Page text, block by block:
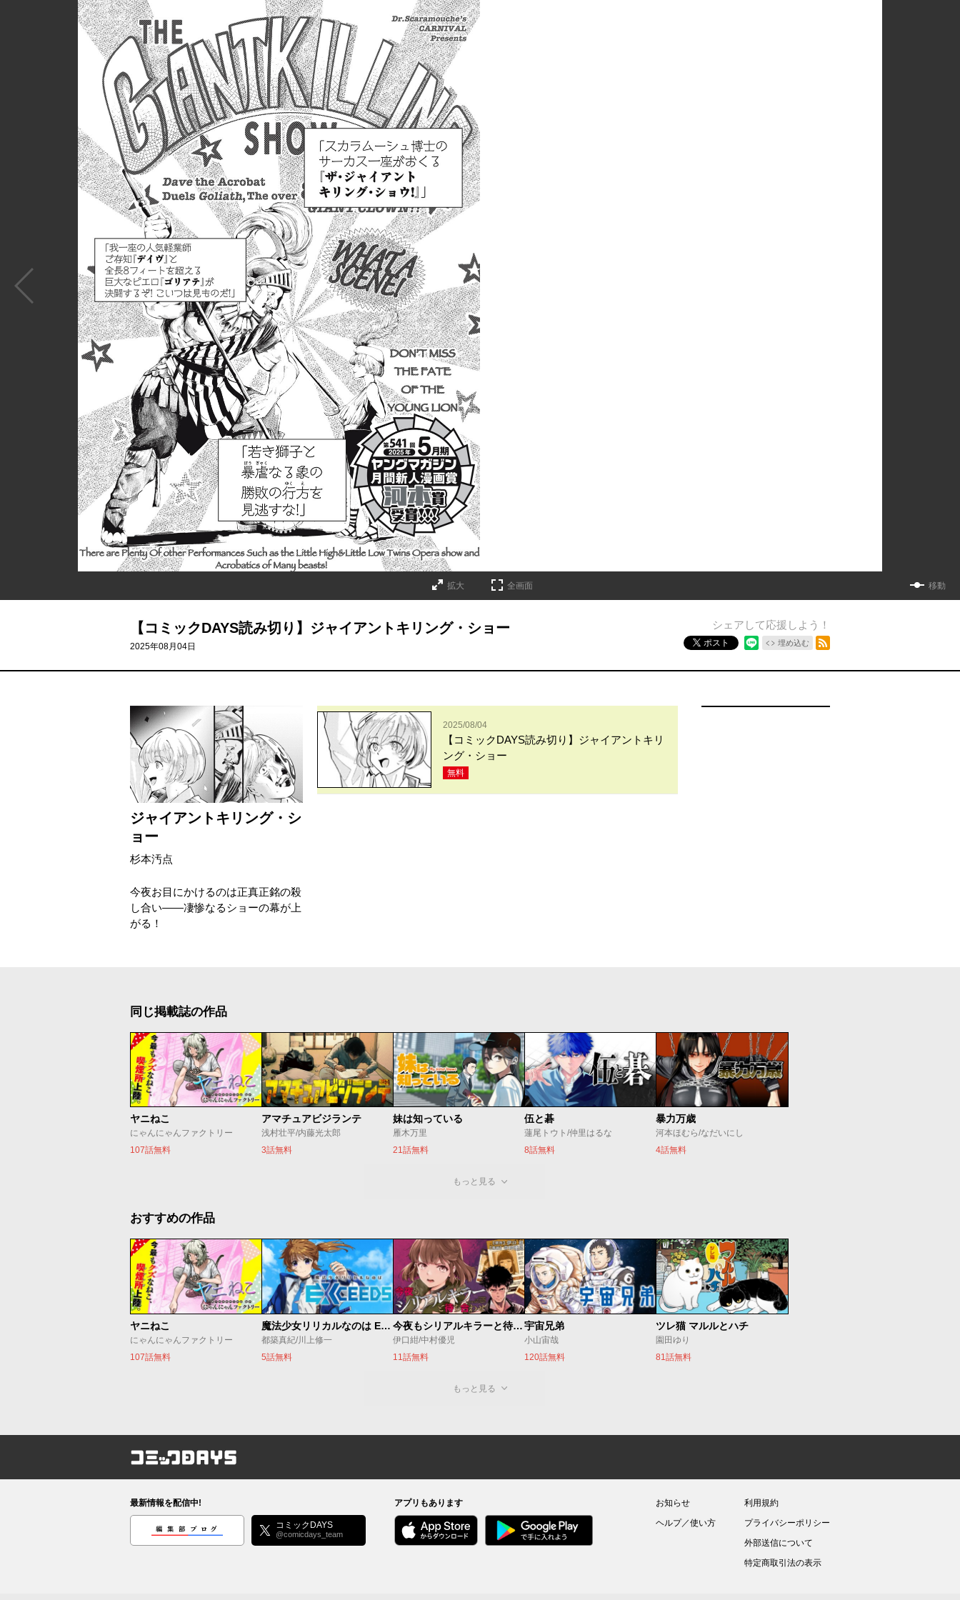
拡大 全画面 移動
【コミックDAYS読み切り】ジャイアントキリング・ショー
2025年08月04日
シェアして応援しよう！
ポスト 埋め込む
ジャイアントキリング・シ
ョー
杉本汚点
今夜お目にかけるのは正真正銘の殺
し合い――凄惨なるショーの幕が上
がる！
2025/08/04
【コミックDAYS読み切り】ジャイアントキリ
ング・ショー
無料
同じ掲載誌の作品
ヤニねこ
にゃんにゃんファクトリー
107話無料
アマチュアビジランテ
浅村壮平/内藤光太郎
3話無料
妹は知っている
雁木万里
21話無料
伍と碁
蓮尾トウト/仲里はるな
8話無料
暴力万歳
河本ほむら/なだいにし
4話無料
もっと見る
おすすめの作品
ヤニねこ
にゃんにゃんファクトリー
107話無料
魔法少女リリカルなのは EXCEEDS
都築真紀/川上修一
5話無料
今夜もシリアルキラーと待ち合わせ
伊口紺/中村優児
11話無料
宇宙兄弟
小山宙哉
120話無料
ツレ猫 マルルとハチ
園田ゆり
81話無料
もっと見る
コミックDAYS
最新情報を配信中!
編集部ブログ コミックDAYS
@comicdays_team
アプリもあります
お知らせ
ヘルプ／使い方
利用規約
プライバシーポリシー
外部送信について
特定商取引法の表示